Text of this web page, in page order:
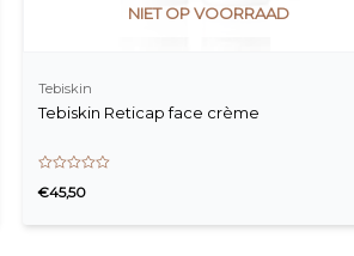
NIET OP VOORRAAD
Tebiskin
Tebiskin Reticap face crème
0
€45,50